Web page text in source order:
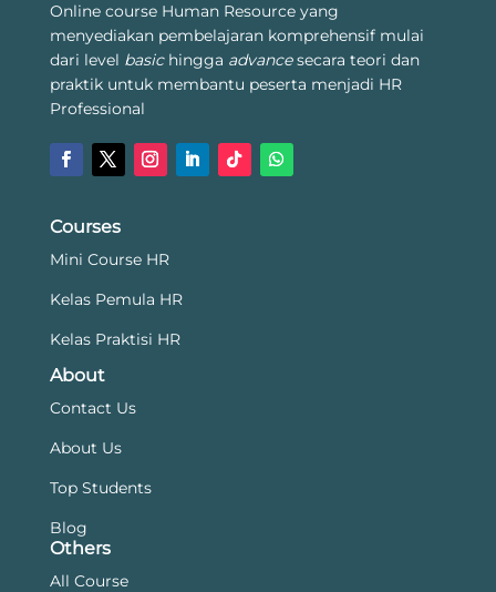
Online course Human Resource yang
menyediakan pembelajaran komprehensif mulai
dari level basichingga advancesecara teori dan
praktik untuk membantu peserta menjadi HR
Professional
Courses
Mini Course HR
Kelas Pemula HR
Kelas Praktisi HR
About
Contact Us
About Us
Top Students
Blog
Others
All Course